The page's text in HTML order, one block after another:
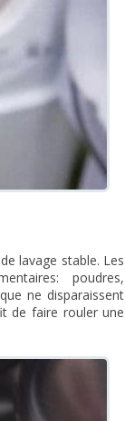
lavage stable. Les
poudres,
ne disparaissent
de faire rouler une